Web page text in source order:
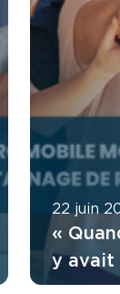
22 juin
«
y avait